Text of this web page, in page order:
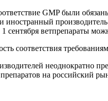
GMP были
ветпрепараты
соответствия
неоднократно
на российский